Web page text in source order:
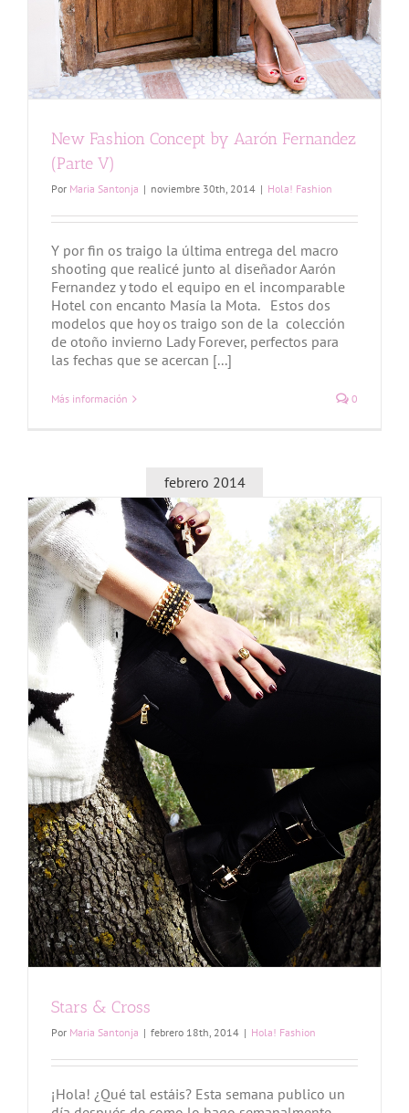
New Fashion Concept by Aarón Fernandez
(Parte V)
Por Maria Santonja | noviembre 30th, 2014 | Hola! Fashion
Y por fin os traigo la última entrega del macro
shooting que realicé junto al diseñador Aarón
Fernandez y todo el equipo en el incomparable
Hotel con encanto Masía la Mota. Estos dos
modelos que hoy os traigo son de la colección
de otoño invierno Lady Forever, perfectos para
las fechas que se acercan [...]
Más información 0
febrero 2014
Stars & Cross
Por Maria Santonja | febrero 18th, 2014 | Hola! Fashion
¡Hola! ¿Qué tal estáis? Esta semana publico un